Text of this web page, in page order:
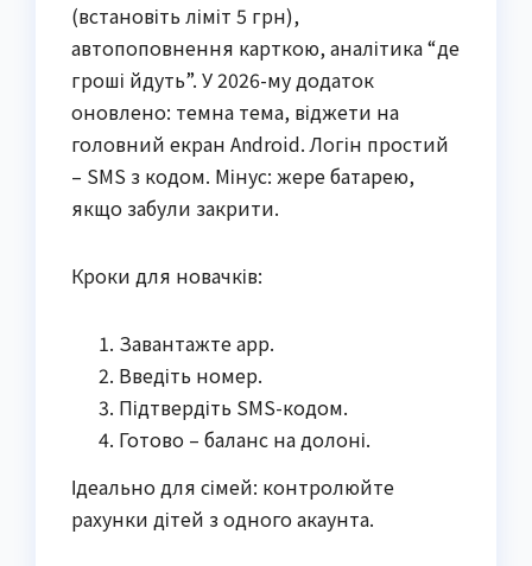
(встановіть ліміт 5 грн),
автопоповнення карткою, аналітика “де
гроші йдуть”. У 2026-му додаток
оновлено: темна тема, віджети на
головний екран Android. Логін простий
– SMS з кодом. Мінус: жере батарею,
якщо забули закрити.
Кроки для новачків:
Завантажте app.
Введіть номер.
Підтвердіть SMS-кодом.
Готово – баланс на долоні.
Ідеально для сімей: контролюйте
рахунки дітей з одного акаунта.